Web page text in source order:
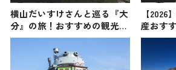
横山だいすけさんと巡る『大
分』の旅！おすすめの観光・
グルメをご紹介 2026年6月20
【
産おす
子から
なお土
広く紹